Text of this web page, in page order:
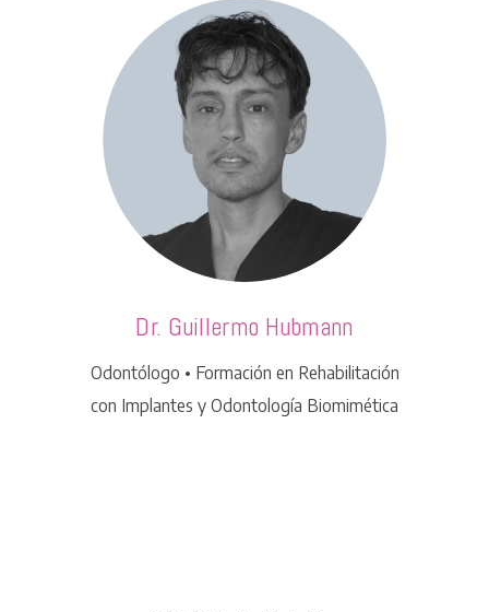
Dr. Guillermo Hubmann
Odontólogo • Formación en Rehabilitación
con Implantes y Odontología Biomimética